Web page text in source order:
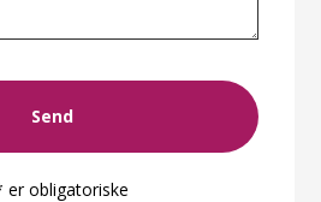
Send
er obligatoriske